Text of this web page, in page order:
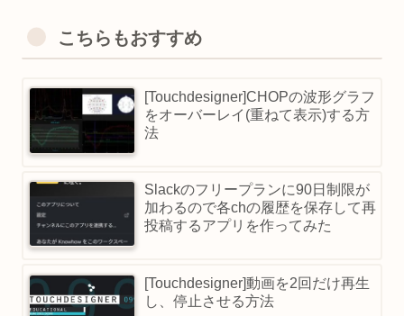
こちらもおすすめ
[Touchdesigner]CHOPの波形グラフ
をオーバーレイ(重ねて表示)する方
法
Slackのフリープランに90日制限が
加わるので各chの履歴を保存して再
投稿するアプリを作ってみた
[Touchdesigner]動画を2回だけ再生
し、停止させる方法